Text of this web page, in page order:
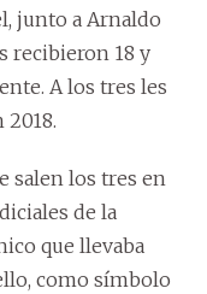
junto a Arnaldo
recibieron 18 y
A los tres les
salen los tres en
de la
que llevaba
como símbolo